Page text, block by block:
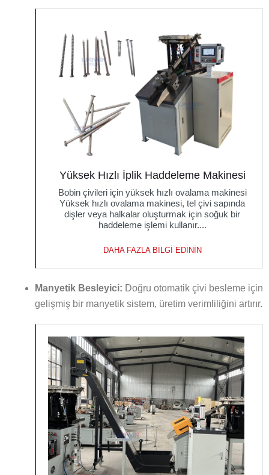
Yüksek Hızlı İplik Haddeleme Makinesi
Bobin çivileri için yüksek hızlı ovalama makinesi
Yüksek hızlı ovalama makinesi, tel çivi sapında
dişler veya halkalar oluşturmak için soğuk bir
haddeleme işlemi kullanır....
DAHA FAZLA BILGI EDININ
Manyetik Besleyici: Doğru otomatik çivi besleme için
gelişmiş bir manyetik sistem, üretim verimliliğini artırır.